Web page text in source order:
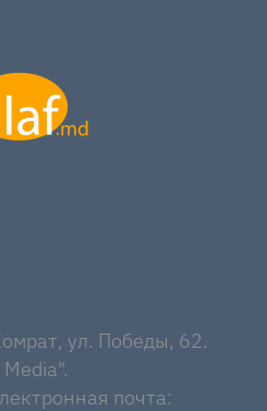
ул. Победы, 62.
почта: